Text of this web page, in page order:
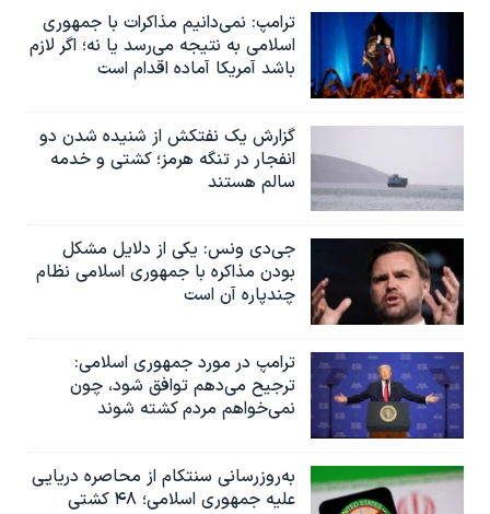
ترامپ: نمی‌دانیم مذاکرات با جمهوری
اسلامی به نتیجه می‌رسد یا نه؛ اگر لازم
باشد آمریکا آماده اقدام است
گزارش یک نفتکش از شنیده شدن دو
انفجار در تنگه هرمز؛ کشتی و خدمه
سالم هستند
جی‌دی ونس: یکی از دلایل مشکل
بودن مذاکره با جمهوری اسلامی نظام
چندپاره آن است
ترامپ در مورد جمهوری اسلامی:
ترجیح می‌دهم توافق شود، چون
نمی‌خواهم مردم کشته شوند
به‌روزرسانی سنتکام از محاصره دریایی
علیه جمهوری اسلامی؛ ۴۸ کشتی